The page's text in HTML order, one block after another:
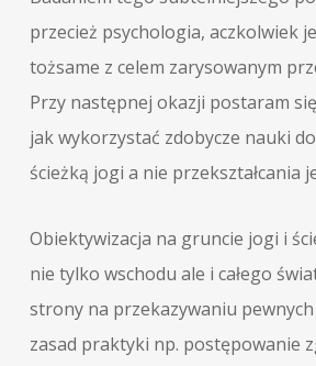
przecież psychologia, aczkolwiek
tożsame z celem zarysowanym
Przy następnej okazji postaram
jak wykorzystać zdobycze nauki
ścieżką jogi a nie przekształcania
Obiektywizacja na gruncie jogi i
nie tylko wschodu ale i całego
strony na przekazywaniu pewnych
zasad praktyki np. postępowanie